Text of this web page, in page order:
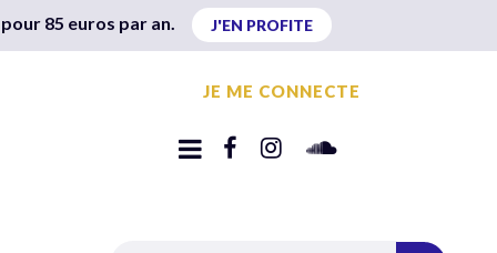
85 euros par an. J'EN PROFITE
JE ME CONNECTE